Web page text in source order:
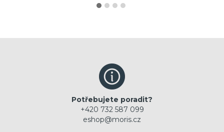
Potřebujete poradit?
+420 732 587 099
eshop@moris.cz